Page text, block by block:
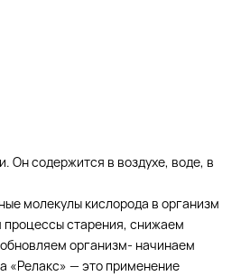
Он содержится в воздухе, воде, в
молекулы кислорода в организм
старения, снижаем
организм- начинаем
«Релакс» — это применение